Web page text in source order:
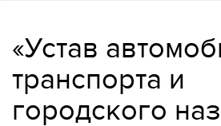
«Устав
транспорта и
городского